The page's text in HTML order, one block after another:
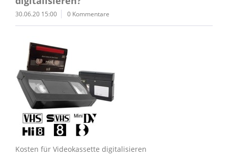
30.06.20 15:00 0 Kommentare
Kosten für Videokassette digitalisieren